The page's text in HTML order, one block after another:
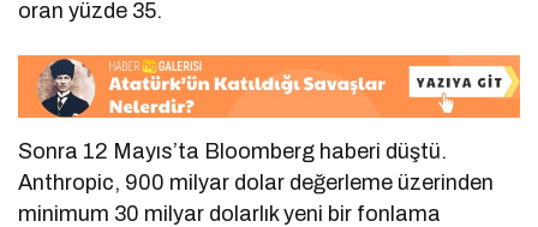
oran yüzde 35.
Sonra 12 Mayıs’ta Bloomberg haberi düştü.
Anthropic, 900 milyar dolar değerleme üzerinden
minimum 30 milyar dolarlık yeni bir fonlama